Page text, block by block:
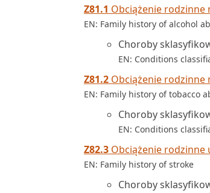
Z81.1 Obciążenie
EN: Family history of alcohol
Choroby
EN: Conditions
Z81.2 Obciążenie
EN: Family history of tobacco
Choroby
EN: Conditions
Z82.3 Obciążenie rodzinne
EN: Family history of stroke
Choroby